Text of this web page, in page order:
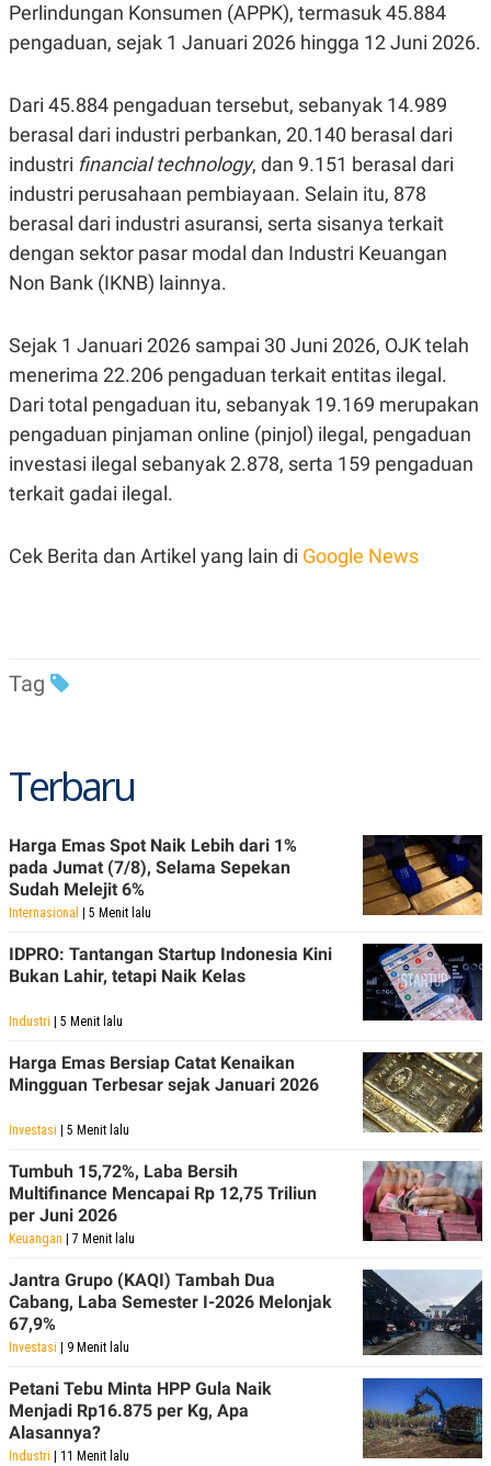
M
E
D
.
D
SITEMAPPROFILETERM
USE
PEDOMAN
PRIVACY
POLICY
Perlindungan Konsumen (APPK), termasuk 45.884
pengaduan, sejak 1 Januari 2026 hingga 12 Juni 2026.
Dari 45.884 pengaduan tersebut, sebanyak 14.989
berasal dari industri perbankan, 20.140 berasal dari
industri financial technology, dan 9.151 berasal dari
industri perusahaan pembiayaan. Selain itu, 878
berasal dari industri asuransi, serta sisanya terkait
dengan sektor pasar modal dan Industri Keuangan
Non Bank (IKNB) lainnya.
Sejak 1 Januari 2026 sampai 30 Juni 2026, OJK telah
menerima 22.206 pengaduan terkait entitas ilegal.
Dari total pengaduan itu, sebanyak 19.169 merupakan
pengaduan pinjaman online (pinjol) ilegal, pengaduan
investasi ilegal sebanyak 2.878, serta 159 pengaduan
terkait gadai ilegal.
Cek Berita dan Artikel yang lain di Google News
Tag
Terbaru
Harga Emas Spot Naik Lebih dari 1%
pada Jumat (7/8), Selama Sepekan
Sudah Melejit 6%
Internasional | 5 Menit lalu
IDPRO: Tantangan Startup Indonesia Kini
Bukan Lahir, tetapi Naik Kelas
Industri | 5 Menit lalu
Harga Emas Bersiap Catat Kenaikan
Mingguan Terbesar sejak Januari 2026
Investasi | 5 Menit lalu
Tumbuh 15,72%, Laba Bersih
Multifinance Mencapai Rp 12,75 Triliun
per Juni 2026
Keuangan | 7 Menit lalu
Jantra Grupo (KAQI) Tambah Dua
Cabang, Laba Semester I-2026 Melonjak
67,9%
Investasi | 9 Menit lalu
Petani Tebu Minta HPP Gula Naik
Menjadi Rp16.875 per Kg, Apa
Alasannya?
Industri | 11 Menit lalu